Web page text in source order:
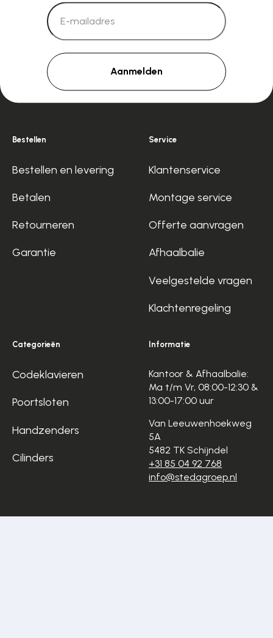
Aanmelden
Bestellen
Bestellen en levering
Betalen
Retourneren
Garantie
Service
Klantenservice
Montage service
Offerte aanvragen
Afhaalbalie
Veelgestelde vragen
Klachtenregeling
Categorieën
Codeklavieren
Poortsloten
Handzenders
Cilinders
Informatie
Kantoor & Afhaalbalie:
Ma t/m Vr, 08:00-12:30 &
13:00-17:00 uur
Van Leeuwenhoekweg
5A
5482 TK Schijndel
+31 85 04 92 768
info@stedagroep.nl